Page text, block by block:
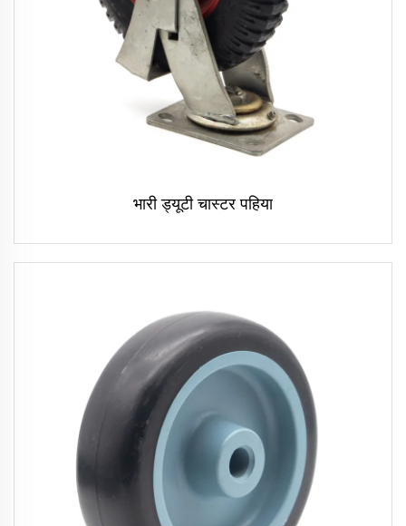
भारी ड्यूटी चास्टर पहिया